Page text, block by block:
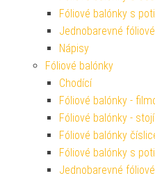
Fóliové balónky s
Jednobarevné
Nápisy
Fóliové balónky
Chodící
Fóliové balónky -
Fóliové balónky -
Fóliové balónky
Fóliové balónky s
Jednobarevné